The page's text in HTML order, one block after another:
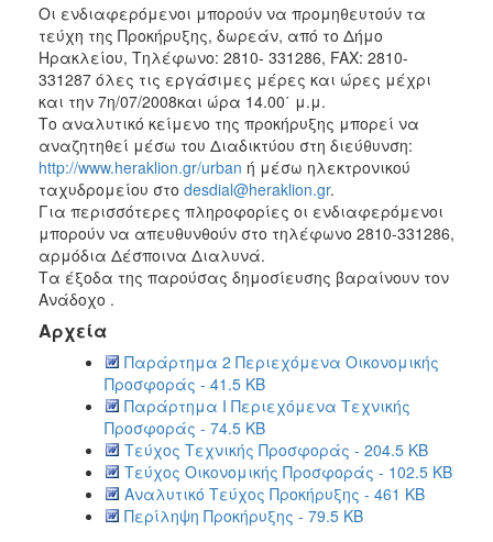
Οι ενδιαφερόμενοι μπορούν να προμηθευτούν τα
τεύχη της Προκήρυξης, δωρεάν, από το Δήμο
Ηρακλείου, Τηλέφωνο: 2810- 331286, FAX: 2810-
331287 όλες τις εργάσιμες μέρες και ώρες μέχρι
και την 7η/07/2008και ώρα 14.00΄ μ.μ.
Το αναλυτικό κείμενο της προκήρυξης μπορεί να
αναζητηθεί μέσω του Διαδικτύου στη διεύθυνση:
http://www.heraklion.gr/urban ή μέσω ηλεκτρονικού
ταχυδρομείου στο desdial@heraklion.gr.
Για περισσότερες πληροφορίες οι ενδιαφερόμενοι
μπορούν να απευθυνθούν στο τηλέφωνο 2810-331286,
αρμόδια Δέσποινα Διαλυνά.
Τα έξοδα της παρούσας δημοσίευσης βαραίνουν τον
Ανάδοχο .
Αρχεία
Παράρτημα 2 Περιεχόμενα Οικονομικής
Προσφοράς - 41.5 KB
Παράρτημα Ι Περιεχόμενα Τεχνικής
Προσφοράς - 74.5 KB
Τεύχος Τεχνικής Προσφοράς - 204.5 KB
Τεύχος Οικονομικής Προσφοράς - 102.5 KB
Αναλυτικό Τεύχος Προκήρυξης - 461 KB
Περίληψη Προκήρυξης - 79.5 KB